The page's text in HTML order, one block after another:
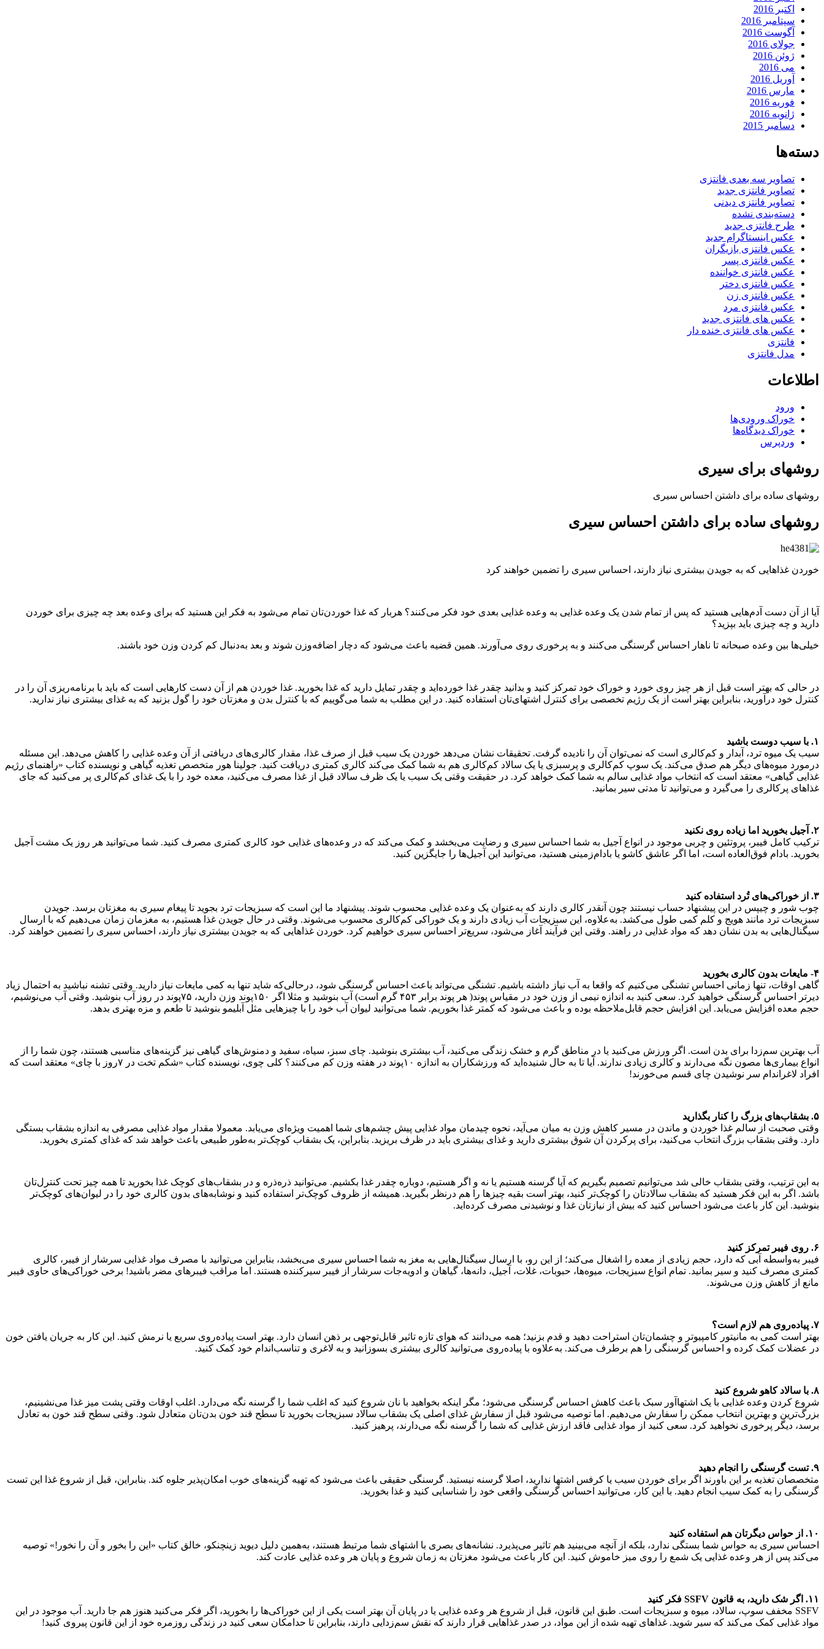
اکتبر 2016
سپتامبر 2016
آگوست 2016
جولای 2016
ژوئن 2016
می 2016
آوریل 2016
مارس 2016
فوریه 2016
ژانویه 2016
دسامبر 2015
دسته‌ها
تصاویر سه بعدی فانتزی
تصاویر فانتزی جدید
تصاویر فانتزی دیدنی
دسته‌بندی نشده
طرح فانتزی جدید
عکس اینستاگرام جدید
عکس فانتزی بازیگران
عکس فانتزی پسر
عکس فانتزی خواننده
عکس فانتزی دختر
عکس فانتزی زن
عکس فانتزی مرد
عکس های فانتزی جدید
عکس های فانتزی خنده دار
فانتزی
مدل فانتزی
اطلاعات
ورود
خوراک ورودی‌ها
خوراک دیدگاه‌ها
وردپرس
روشهای برای سیری
روشهای ساده برای داشتن احساس سیری
روشهای ساده برای داشتن احساس سیری
خوردن غذاهایی که به جویدن بیشتری نیاز دارند، احساس سیری را تضمین خواهند کرد
آیا از آن دست آدم‌هایی هستید که پس از تمام شدن یک وعده غذایی به وعده غذایی بعدی خود فکر می‌کنند؟ هربار که غذا خوردن‌تان تمام می‌شود به فکر این هستید که برای وعده بعد چه چیزی برای خوردن
دارید و چه چیزی باید بپزید؟
خیلی‌ها بین وعده صبحانه تا ناهار احساس گرسنگی می‌کنند و به پرخوری روی می‌آورند. همین قضیه باعث می‌شود که دچار اضافه‌وزن شوند و بعد به‌دنبال کم کردن وزن خود باشند.
در‌ حالی که بهتر است قبل از هر چیز روی خورد و خوراک خود تمرکز کنید و بدانید چقدر غذا خورده‌اید و چقدر تمایل دارید که غذا بخورید. غذا خوردن هم از آن دست کارهایی است که باید با برنامه‌ریزی آن را در
کنترل خود درآورید، بنابراین بهتر است از یک رژیم تخصصی برای کنترل اشتهای‌تان استفاده کنید. در این مطلب به شما می‌گوییم که با کنترل بدن و مغزتان خود را گول بزنید که به غذای بیشتری نیاز ندارید.
۱. با سیب دوست باشید
سیب یک میوه ترد، آبدار و کم‌کالری است که نمی‌توان آن را نادیده گرفت. تحقیقات نشان می‎‌‌دهد خوردن یک سیب قبل از صرف غذا، مقدار کالری‌های دریافتی از آن وعده غذایی را کاهش می‌دهد. این مسئله
در‌مورد میوه‌های دیگر هم صدق می‌کند. یک سوپ کم‌کالری و پر‌سبزی یا یک سالاد کم‌کالری هم به شما کمک می‌کند کالری کمتری دریافت کنید. جولینا هور متخصص تغذیه گیاهی و نویسنده کتاب «راهنمای رژیم
غذایی گیاهی» معتقد است که انتخاب مواد غذایی سالم به شما کمک خواهد کرد. در حقیقت وقتی یک سیب یا یک ظرف سالاد قبل از غذا مصرف می‌کنید، معده خود را با یک غذای کم‌کالری پر می‌کنید که جای
غذاهای پرکالری را می‌گیرد و می‌توانید تا مدتی سیر بمانید.
۲. آجیل بخورید اما زیاده روی نکنید
ترکیب کامل فیبر، پروتئین و چربی موجود در انواع آجیل به شما احساس سیری و رضایت می‌بخشد و کمک می‌کند که در وعده‌های غذایی خود کالری کمتری مصرف کنید. شما می‌توانید هر روز یک مشت آجیل
بخورید. بادام فوق‌العاده است، اما اگر عاشق کاشو یا بادام‌زمینی هستید، می‌توانید این آجیل‌ها را جایگزین کنید.
۳. از خوراکی‌های تُرد استفاده کنید
چوب شور و چیپس در این پیشنهاد حساب نیستند چون آنقدر کالری دارند که به‌عنوان یک وعده غذایی محسوب شوند. پیشنهاد ما این است که سبزیجات ترد بجوید تا پیغام سیری به مغزتان برسد. جویدن
سبزیجات ترد مانند هویج و کلم کمی طول می‌کشد. به‌علاوه، این سبزیجات آب زیادی دارند و یک خوراکی کم‌کالری محسوب می‌شوند. وقتی در حال جویدن غذا هستیم، به مغزمان زمان می‌دهیم که با ارسال
سیگنال‌هایی به بدن نشان دهد که مواد غذایی در راهند. وقتی این فرآیند آغاز می‌شود، سریع‌تر احساس سیری خواهیم کرد. خوردن غذاهایی که به جویدن بیشتری نیاز دارند، احساس سیری را تضمین خواهند کرد.
۴- مایعات بدون کالری بخورید
گاهی اوقات، تنها زمانی احساس تشنگی می‌کنیم که واقعا به آب نیاز داشته باشیم. تشنگی می‌تواند باعث احساس گرسنگی شود، درحالی‌که شاید تنها به کمی مایعات نیاز دارید. وقتی تشنه نباشید به احتمال زیاد
دیرتر احساس گرسنگی خواهید کرد. سعی کنید به اندازه نیمی از وزن خود در مقیاس پوند( هر پوند برابر ۴۵۳ گرم است) آب بنوشید و مثلا اگر ۱۵۰پوند وزن دارید، ۷۵پوند در روز آب بنوشید. وقتی آب می‌نوشیم،
حجم معده افزایش می‌یابد. این افزایش حجم قابل‌ملاحظه بوده و باعث می‌شود که کمتر غذا بخوریم. شما می‌توانید لیوان آب خود را با چیزهایی مثل آبلیمو بنوشید تا طعم و مزه بهتری بدهد.
آب بهترین سم‌زدا برای بدن است. اگر ورزش می‌کنید یا در مناطق گرم و خشک زندگی می‌کنید، آب بیشتری بنوشید. چای سبز، سیاه، سفید و دمنوش‌های گیاهی نیز گزینه‌های مناسبی هستند، چون شما را از
انواع بیماری‌ها مصون نگه می‌دارند و کالری زیادی ندارند. آیا تا به حال شنیده‌اید که ورزشکاران به اندازه ۱۰پوند در هفته وزن کم می‌کنند؟ کلی چوی، نویسنده کتاب «شکم تخت در ۷روز با چای» معتقد است که
افراد لاغراندام سر نوشیدن چای قسم می‌خورند!
۵. بشقاب‌های بزرگ را کنار بگذارید
وقتی صحبت از سالم غذا خوردن و ماندن در مسیر کاهش وزن به میان می‌آید، نحوه چیدمان مواد غذایی پیش چشم‌های شما اهمیت ویژه‌ای می‌یابد. معمولا مقدار مواد غذایی مصرفی به اندازه بشقاب بستگی
دارد. وقتی بشقاب بزرگ انتخاب می‌کنید، برای پرکردن آن شوق بیشتری دارید و غذای بیشتری باید در ظرف بریزید. بنابراین، یک بشقاب کوچک‌تر به‌طور طبیعی باعث خواهد شد که غذای کمتری بخورید.
به این ترتیب، وقتی بشقاب خالی شد می‌توانیم تصمیم بگیریم که آیا گرسنه هستیم یا نه و اگر هستیم، دوباره چقدر غذا بکشیم. می‌توانید ذره‌ذره و در بشقاب‌های کوچک غذا بخورید تا همه چیز تحت کنترل‌تان
باشد. اگر به این فکر هستید که بشقاب سالادتان را کوچک‌تر کنید، بهتر است بقیه چیزها را هم در‌نظر بگیرید. همیشه از ظروف کوچک‌تر استفاده کنید و نوشابه‌های بدون کالری خود را در لیوان‌های کوچک‌تر
بنوشید. این کار باعث می‌شود احساس کنید که بیش از نیازتان غذا و نوشیدنی مصرف کرده‌اید.
۶. روی فیبر تمرکز کنید
فیبر به‌واسطه آبی که دارد، حجم زیادی از معده را اشغال می‌کند؛ از این رو، با ارسال سیگنال‌هایی به مغز به شما احساس سیری می‌بخشد، بنابراین می‌توانید با مصرف مواد غذایی سرشار از فیبر، کالری
کمتری مصرف کنید و سیر بمانید. تمام انواع سبزیجات، میوه‌ها، حبوبات، غلات، آجیل، دانه‌ها، گیاهان و ادویه‌جات سرشار از فیبر سیرکننده هستند. اما مراقب فیبرهای مضر باشید! برخی خوراکی‌های حاوی فیبر
مانع از کاهش وزن می‌شوند.
۷. پیاده‌روی هم لازم است؟
بهتر است کمی به مانیتور کامپیوتر و چشمان‌تان استراحت دهید و قدم بزنید؛ همه می‌دانند که هوای تازه تاثیر قابل‌توجهی بر ذهن انسان دارد. بهتر است پیاده‌روی سریع یا نرمش کنید. این کار به جریان یافتن خون
در عضلات کمک کرده و احساس گرسنگی را هم برطرف می‌کند. به‌علاوه با پیاده‌روی می‌توانید کالری بیشتری بسوزانید و به لاغری و تناسب‌اندام خود کمک کنید.
۸. با سالاد کاهو شروع کنید
شروع کردن وعده غذایی با یک اشتها‌آور سبک باعث کاهش احساس گرسنگی می‌شود؛ مگر اینکه بخواهید با نان شروع کنید که اغلب شما را گرسنه نگه می‌دارد. اغلب اوقات وقتی پشت میز غذا می‌نشینیم،
بزرگ‌ترین و بهترین انتخاب ممکن را سفارش می‌دهیم. اما توصیه می‌شود قبل از سفارش غذای اصلی یک بشقاب سالاد سبزیجات بخورید تا سطح قند خون بدن‌تان متعادل شود. وقتی سطح قند خون به تعادل
برسد، دیگر پرخوری نخواهید کرد. سعی کنید از مواد غذایی فاقد ارزش غذایی که شما را گرسنه نگه می‌دارند، پرهیز کنید.
۹. تست گرسنگی را انجام دهید
متخصصان تغذیه بر این باورند اگر برای خوردن سیب یا کرفس اشتها ندارید، اصلا گرسنه نیستید. گرسنگی حقیقی باعث می‌شود که تهیه گزینه‌های خوب امکان‌پذیر جلوه کند. بنابراین، قبل از شروع غذا این تست
گرسنگی را به کمک سیب انجام دهید. با این کار، می‌توانید احساس گرسنگی واقعی خود را شناسایی کنید و غذا بخورید.
۱۰. از حواس دیگرتان هم استفاده کنید
احساس سیری به حواس شما بستگی ندارد، بلکه از آنچه می‌بینید هم تاثیر می‌پذیرد. نشانه‌های بصری با اشتهای شما مرتبط هستند، به‌همین دلیل دیوید زینچنکو، خالق کتاب «این را بخور و آن را نخور!» توصیه
می‌کند پس از هر وعده غذایی یک شمع را روی میز خاموش کنید. این کار باعث می‌شود مغزتان به زمان شروع و پایان هر وعده غذایی عادت کند.
۱۱. اگر شک دارید، به قانون SSFV فکر کنید
SSFV مخفف سوپ، سالاد، میوه و سبزیجات است. طبق این قانون، قبل از شروع هر وعده غذایی یا در پایان آن بهتر است یکی از این خوراکی‌ها را بخورید، اگر فکر می‌کنید هنوز هم جا دارید. آب موجود در این
مواد غذایی کمک می‌کند که سیر شوید. غذاهای تهیه‌ شده از این مواد، در صدر غذاهایی قرار دارند که نقش سم‌زدایی دارند، بنابراین تا حدامکان سعی کنید در زندگی روزمره خود از این قانون پیروی کنید!